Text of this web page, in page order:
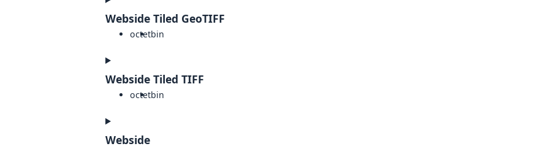
Webside Tiled GeoTIFF
octetbin
Webside Tiled TIFF
octetbin
Webside